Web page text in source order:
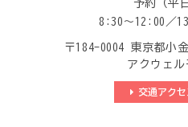
予約（平
8:30～12:00／
〒184-0004 東京都小
アクウェル
交通アク